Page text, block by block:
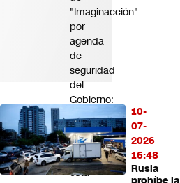
10-
07-
2026
16:48
Rusia
"Imaginacción"
por
agenda
de
seguridad
del
Gobierno:
"El
presidente
Kast
se
está